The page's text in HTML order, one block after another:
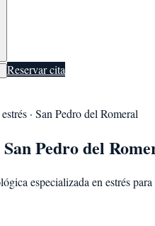
Reservar cita
· San Pedro del Romeral
San Pedro del
especializada en estréspara